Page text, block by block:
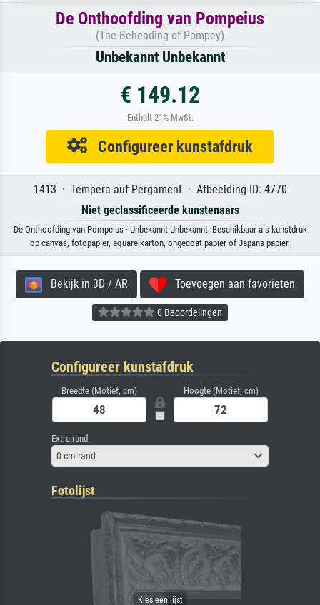
De Onthoofding van Pompeius
(The Beheading of Pompey)
Unbekannt Unbekannt
€ 149.12
Enthält 21% MwSt.
Configureer kunstafdruk
1413 · Tempera auf Pergament · Afbeelding ID: 4770
Niet geclassificeerde kunstenaars
De Onthoofding van Pompeius · Unbekannt Unbekannt. Beschikbaar als kunstdruk
op canvas, fotopapier, aquarelkarton, ongecoat papier of Japans papier.
Bekijk in 3D / AR Toevoegen aan favorieten
0 Beoordelingen
Configureer kunstafdruk
Breedte (Motief, cm) Hoogte (Motief, cm)
Extra rand
0 cm rand
Fotolijst